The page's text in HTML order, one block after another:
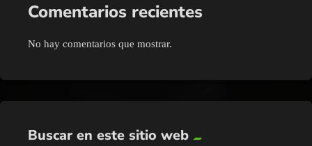
Comentarios recientes
No hay comentarios que mostrar.
Buscar en este sitio web